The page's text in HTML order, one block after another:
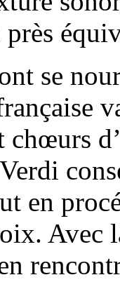
se
chœurs
en
Avec